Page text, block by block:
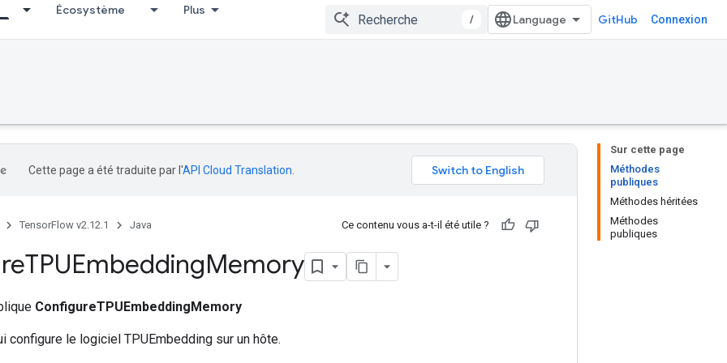
Écosystème Plus
/ GitHub Connexion
Sur cette page
Méthodes
publiques
Méthodes héritées
Méthodes
publiques
Cette page a été traduite par l'API Cloud Translation
TensorFlow v2.12.1 Java Ce contenu vous a-t-il été utile ?
TPUEmbeddingMemory
ConfigureTPUEmbeddingMemory
configure le logiciel TPUEmbedding sur un hôte.